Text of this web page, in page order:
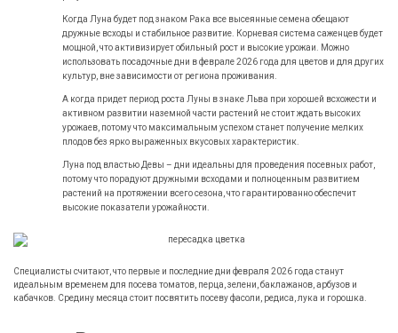
Когда Луна будет под знаком Рака все высеянные семена обещают
дружные всходы и стабильное развитие. Корневая система саженцев будет
мощной, что активизирует обильный рост и высокие урожаи. Можно
использовать посадочные дни в феврале2026 года для цветов и для других
культур, вне зависимости от региона проживания.
А когда придет период роста Луны в знаке Льва при хорошей всхожести и
активном развитии наземной части растений не стоит ждать высоких
урожаев, потому что максимальным успехом станет получение мелких
плодов без ярко выраженных вкусовых характеристик.
Луна под властью Девы – дни идеальны для проведения посевных работ,
потому что порадуют дружными всходами и полноценным развитием
растений на протяжении всего сезона, что гарантированно обеспечит
высокие показатели урожайности.
Специалисты считают, что первые и последние дни февраля 2026 года станут
идеальным временем для посева томатов, перца, зелени, баклажанов, арбузов и
кабачков. Средину месяца стоит посвятить посеву фасоли, редиса, лука и горошка.